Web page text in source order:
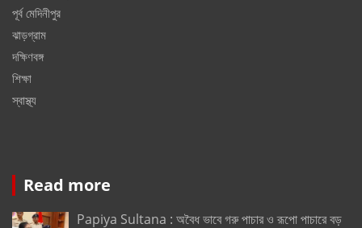
পূর্ব মেদিনীপুর
ঝাড়গ্রাম
দক্ষিণবঙ্গ
শিক্ষা
স্বাস্থ্য
Read more
Papiya Sultana : অবৈধ ভাবে গরু পাচার ও রূপো পাচারে বড়